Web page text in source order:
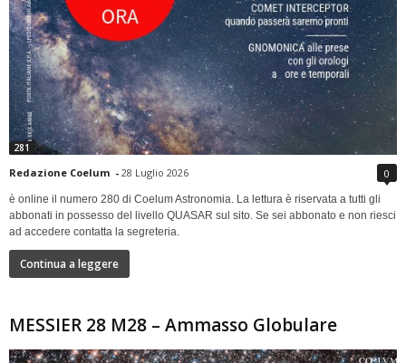
281
Redazione Coelum - 28 Luglio 2026 0
è online il numero 280 di Coelum Astronomia. La lettura è riservata a tutti gli
abbonati in possesso del livello QUASAR sul sito. Se sei abbonato e non riesci
ad accedere contatta la segreteria.
Continua a leggere
MESSIER 28 M28 – Ammasso Globulare